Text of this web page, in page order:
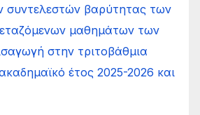
συντελεστών βαρύτητας των
μαθημάτων των
στην τριτοβάθμια
έτος 2025-2026 και